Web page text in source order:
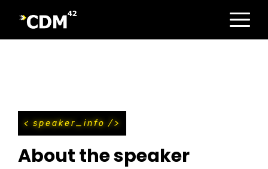
speaker_info
About the speaker